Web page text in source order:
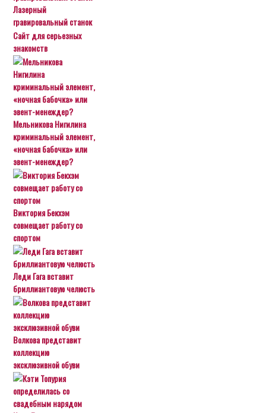
Лазерный
гравировальный станок
Сайт для серьезных
знакомств
Мельникова Нигилина
криминальный элемент,
«ночная бабочка» или
эвент-менеждер?
Виктория Бекхэм
совмещает работу со
спортом
Леди Гага вставит
бриллиантовую челюсть
Волкова представит
коллекцию
эксклюзивной обуви